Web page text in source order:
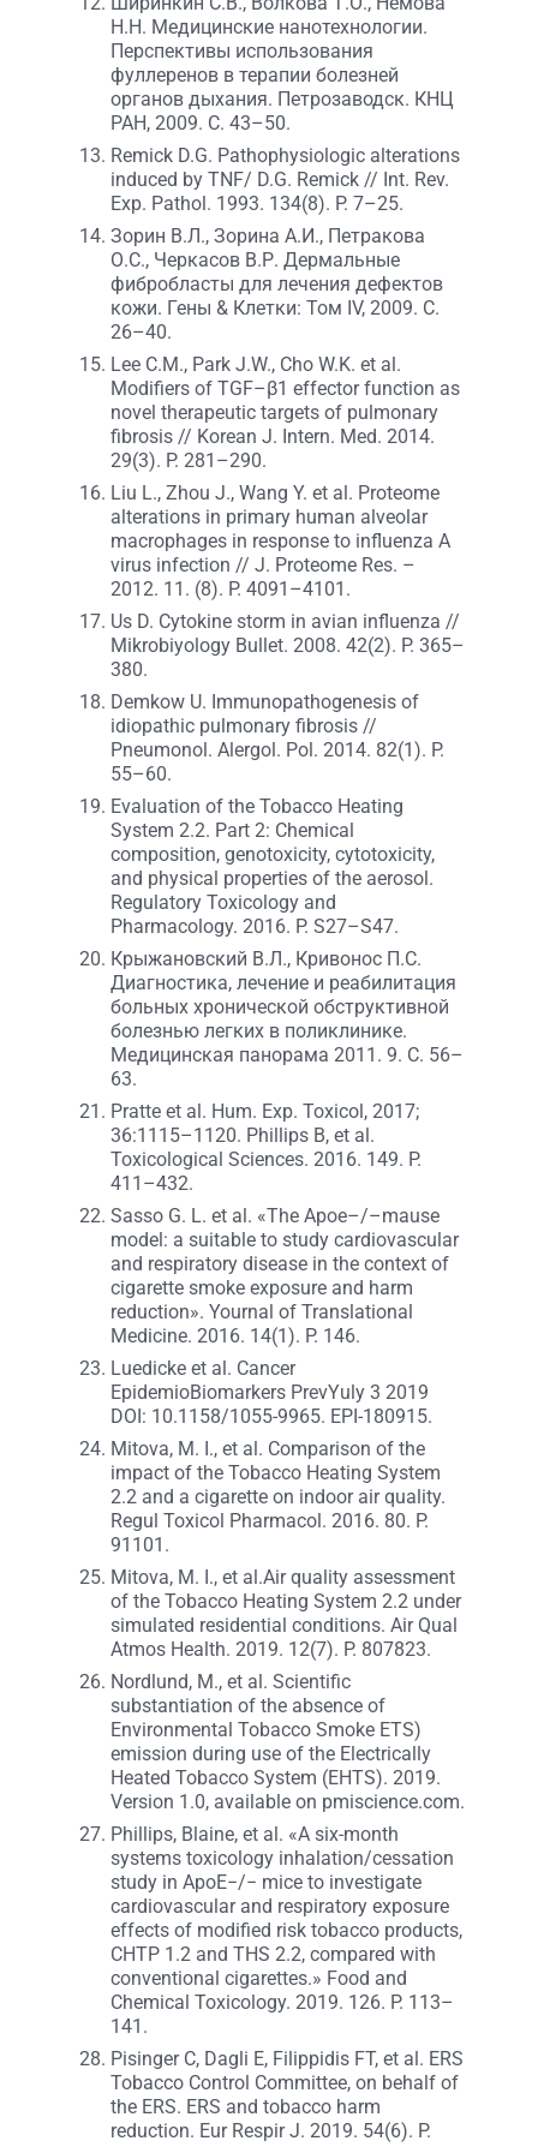
Н.Н. Медицинские нанотехнологии.
Перспективы использования
фуллеренов в терапии болезней
органов дыхания. Петрозаводск. КНЦ
РАН, 2009. С. 43–50.
Remick D.G. Pathophysiologic alterations
induced by TNF/ D.G. Remick // Int. Rev.
Exp. Pathol. 1993. 134(8). P. 7–25.
Зорин В.Л., Зорина А.И., Петракова
О.С., Черкасов В.Р. Дермальные
фибробласты для лечения дефектов
кожи. Гены & Клетки: Том IV, 2009. С.
26–40.
Lee C.M., Park J.W., Cho W.K. et al.
Modifiers of TGF–β1 effector function as
novel therapeutic targets of pulmonary
fibrosis // Korean J. Intern. Med. 2014.
29(3). P. 281–290.
Liu L., Zhou J., Wang Y. et al. Proteome
alterations in primary human alveolar
macrophages in response to influenza A
virus infection // J. Proteome Res. –
2012. 11. (8). P. 4091–4101.
Us D. Cytokine storm in avian influenza //
Mikrobiyology Bullet. 2008. 42(2). P. 365–
380.
Demkow U. Immunopathogenesis of
idiopathic pulmonary fibrosis //
Pneumonol. Alergol. Pol. 2014. 82(1). P.
55–60.
Evaluation of the Tobacco Heating
System 2.2. Part 2: Chemical
composition, genotoxicity, cytotoxicity,
and physical properties of the aerosol.
Regulatory Toxicology and
Pharmacology. 2016. P. S27–S47.
Крыжановский В.Л., Кривонос П.С.
Диагностика, лечение и реабилитация
больных хронической обструктивной
болезнью легких в поликлинике.
Медицинская панорама 2011. 9. C. 56–
63.
Pratte et al. Hum. Exp. Toxicol, 2017;
36:1115–1120. Phillips B, et al.
Toxicological Sciences. 2016. 149. P.
411–432.
Sasso G. L. et al. «The Apoe–/–mause
model: a suitable to study cardiovascular
and respiratory disease in the context of
cigarette smoke exposure and harm
reduction». Yournal of Translational
Medicine. 2016. 14(1). P. 146.
Luedicke et al. Cancer
EpidemioBiomarkers PrevYuly 3 2019
DOI: 10.1158/1055-9965. EPI-180915.
Mitova, M. I., et al. Comparison of the
impact of the Tobacco Heating System
2.2 and a cigarette on indoor air quality.
Regul Toxicol Pharmacol. 2016. 80. P.
91101.
Mitova, M. I., et al.Air quality assessment
of the Tobacco Heating System 2.2 under
simulated residential conditions. Air Qual
Atmos Health. 2019. 12(7). P. 807823.
Nordlund, M., et al. Scientific
substantiation of the absence of
Environmental Tobacco Smoke ETS)
emission during use of the Electrically
Heated Tobacco System (EHTS). 2019.
Version 1.0, available on pmiscience.com.
Phillips, Blaine, et al. «A six-month
systems toxicology inhalation/cessation
study in ApoE−/− mice to investigate
cardiovascular and respiratory exposure
effects of modified risk tobacco products,
CHTP 1.2 and THS 2.2, compared with
conventional cigarettes.» Food and
Chemical Toxicology. 2019. 126. P. 113–
141.
Pisinger C, Dagli E, Filippidis FT, et al. ERS
Tobacco Control Committee, on behalf of
the ERS. ERS and tobacco harm
reduction. Eur Respir J. 2019. 54(6). P.